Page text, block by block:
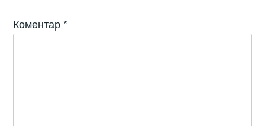
Коментар *